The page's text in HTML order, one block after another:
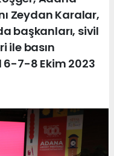
Zeydan Karalar,
başkanları, sivil
ile basın
6-7-8 Ekim 2023